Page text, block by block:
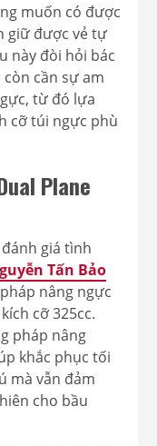
muốn có được
giữ được vẻ tự
này đòi hỏi bác
cần sự am
từ đó lựa
cỡ túi ngực phù
Plane
giá tình
Tấn Bảo
nâng ngực
cỡ 325cc.
pháp nâng
khắc phục tối
mà vẫn đảm
cho bầu